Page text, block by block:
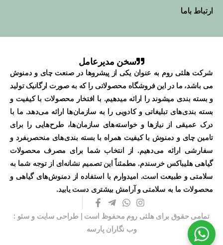
ارتباط باما
سخن مدیرعامل
شرکت هلثی روم به عنوان یکی از پیشروها در صنعت چای و دمنوش
می باشد، ما در این فروشگاه محصولاتی را که به صورت ارگانیک تولید
و بسته بندی میشوند را ارائه میدهیم. با افتخار محصولات با کیفیت و
بسته بندی‌های تبلیغاتی و کادویی را به سازمان‌ها ارائه می‌دهد. ما با
درک عمیقی از نیازها و خواسته‌های سازمان‌ها، طرح‌هایی را برای
تامین چای و دمنوش با کیفیت همراه با بسته بندی‌های منحصربفرد و
سفارشی ارائه می‌دهیم. از انتخاب شما برای مصرف محصولات
گیاهی هلیباکس خرسندم. مطمئناً این تصمیم نشانه‌ای از توجه شما به
سلامتی و طبیعت است. امیدوارم با استفاده از دمنوش‌های گیاهی و
محصولات ما به سلامتی و آرامش بیشتری دست یابید.
تمامی حقوق برای هلثی روم محفوظ است | طراحی سایت و سئو :
وب نگاران پارسه